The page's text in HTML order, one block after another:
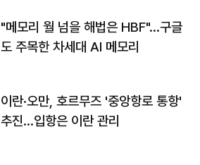
"메모리 월 넘을 해법은 HBF"…구글
도 주목한 차세대 AI 메모리
이란·오만, 호르무즈 '중앙항로 통항'
추진…입항은 이란 관리